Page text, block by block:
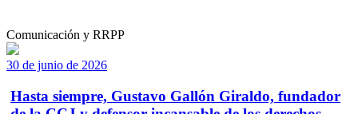
Comunicación y RRPP
30 de junio de 2026
Hasta siempre, Gustavo Gallón Giraldo, fundador